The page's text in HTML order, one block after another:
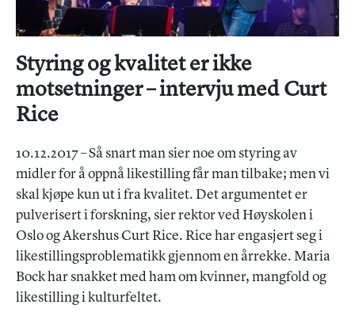
Styring og kvalitet er ikke
motsetninger – intervju med Curt
Rice
10.12.2017 – Så snart man sier noe om styring av
midler for å oppnå likestilling får man tilbake; men vi
skal kjøpe kun ut i fra kvalitet. Det argumentet er
pulverisert i forskning, sier rektor ved Høyskolen i
Oslo og Akershus Curt Rice. Rice har engasjert seg i
likestillingsproblematikk gjennom en årrekke. Maria
Bock har snakket med ham om kvinner, mangfold og
likestilling i kulturfeltet.